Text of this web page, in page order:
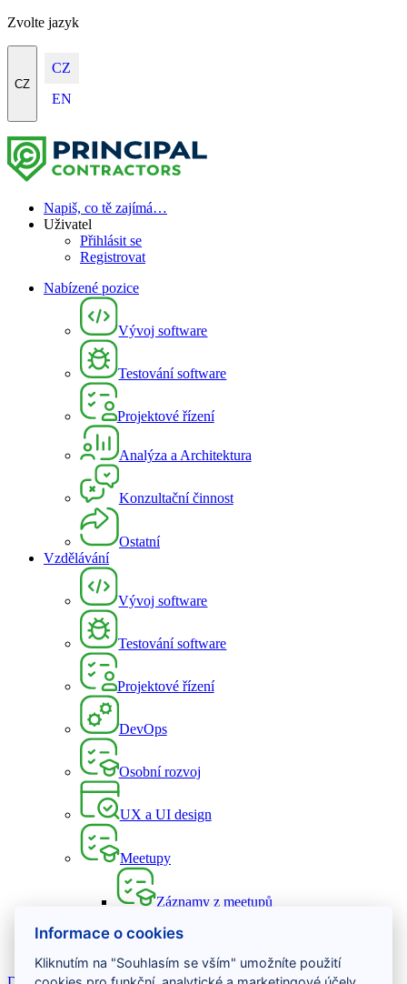
Zvolte jazyk
CZ
CZ
EN
Napiš, co tě zajímá…
Uživatel
Přihlásit se
Registrovat
Nabízené pozice
Vývoj software
Testování software
Projektové řízení
Analýza a Architektura
Konzultační činnost
Ostatní
Vzdělávání
Vývoj software
Testování software
Projektové řízení
DevOps
Osobní rozvoj
UX a UI design
Meetupy
Záznamy z meetupů
O nás
Informace o cookies
Kliknutím na "Souhlasím se vším" umožníte použití